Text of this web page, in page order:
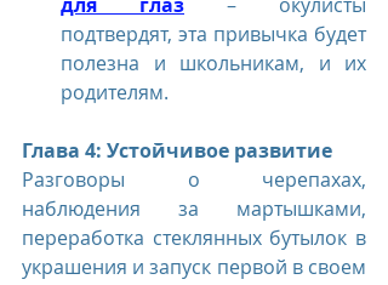
подтвердят, эта привычка будет
полезна и школьникам, и их
родителям.
Глава 4: Устойчивое развитие
Разговоры о черепахах,
наблюдения за мартышками,
переработка стеклянных бутылок в
украшения и запуск первой в своем